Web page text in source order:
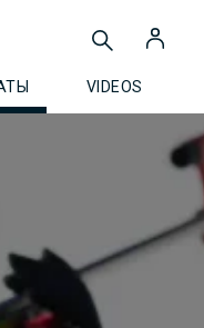
VIDEOS